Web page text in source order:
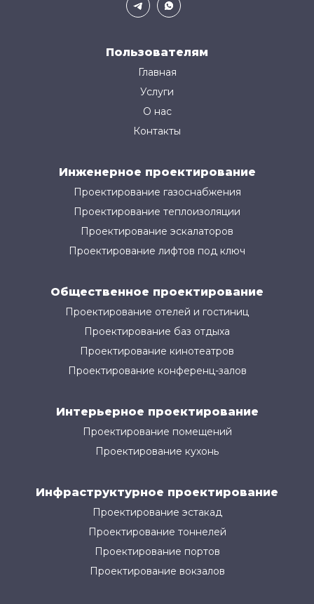
Пользователям
Главная
Услуги
О нас
Контакты
Инженерное проектирование
Проектирование газоснабжения
Проектирование теплоизоляции
Проектирование эскалаторов
Проектирование лифтов под ключ
Общественное проектирование
Проектирование отелей и гостиниц
Проектирование баз отдыха
Проектирование кинотеатров
Проектирование конференц-залов
Интерьерное проектирование
Проектирование помещений
Проектирование кухонь
Инфраструктурное проектирование
Проектирование эстакад
Проектирование тоннелей
Проектирование портов
Проектирование вокзалов